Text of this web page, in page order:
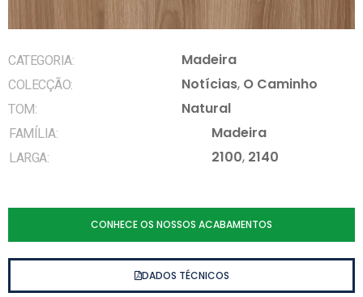
CATEGORIA: Madeira
COLECÇÃO: Notícias, O Caminho
TOM: Natural
FAMÍLIA: Madeira
LARGA: 2100, 2140
CONHECE OS NOSSOS ACABAMENTOS
DADOS TÉCNICOS